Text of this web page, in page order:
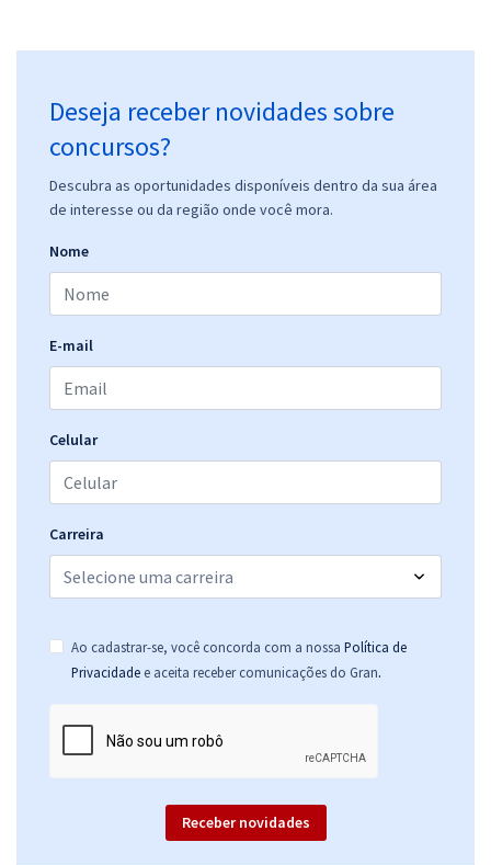
Deseja receber novidades sobre
concursos?
Descubra as oportunidades disponíveis dentro da sua área
de interesse ou da região onde você mora.
Nome
E-mail
Celular
Carreira
Ao cadastrar-se, você concorda com a nossa Política de
Privacidade e aceita receber comunicações do Gran.
Receber novidades